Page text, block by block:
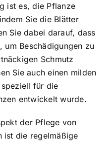
ist es, die Pflanze
Sie die Blätter
Sie dabei darauf, dass
um Beschädigungen zu
Schmutz
Sie auch einen milden
für die
entwickelt wurde.
der Pflege von
ist die regelmäßige